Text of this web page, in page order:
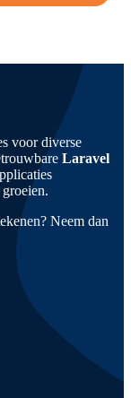
voor diverse
Laravel
Neem dan